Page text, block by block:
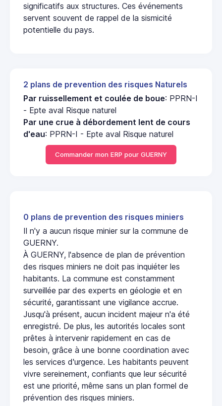
significatifs aux structures. Ces événements
servent souvent de rappel de la sismicité
potentielle du pays.
2 plans de prevention des risques Naturels
Par ruissellement et coulée de boue: PPRN-I
- Epte aval Risque naturel
Par une crue à débordement lent de cours
d'eau: PPRN-I - Epte aval Risque naturel
Commander mon ERP pour GUERNY
0 plans de prevention des risques miniers
Il n'y a aucun risque minier sur la commune de
GUERNY.
À GUERNY, l'absence de plan de prévention
des risques miniers ne doit pas inquiéter les
habitants. La commune est constamment
surveillée par des experts en géologie et en
sécurité, garantissant une vigilance accrue.
Jusqu'à présent, aucun incident majeur n'a été
enregistré. De plus, les autorités locales sont
prêtes à intervenir rapidement en cas de
besoin, grâce à une bonne coordination avec
les services d'urgence. Les habitants peuvent
vivre sereinement, confiants que leur sécurité
est une priorité, même sans un plan formel de
prévention des risques miniers.